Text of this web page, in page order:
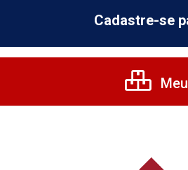
Cadastre-se